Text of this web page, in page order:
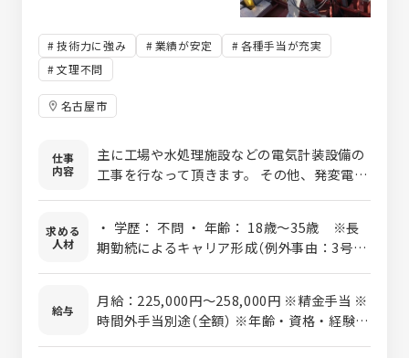
技術力に強み 業績が安定
各種手当が充実
文理不問
名古屋市
仕事
内容
主に工場や水処理施設などの電気計装設備の
工事を行なって頂きます。 その他、発変電所
求める
人材
・ 学歴： 不問 ・ 年齢： 18歳〜35歳 ※長
期勤続によるキャリア形成（例外事由：3号の
格・経験〉 ・ 第二種電気工事士 ※ 電気工事
の資格・経験を活かして働いていける環境で
す。 ≪未経験・無資格の方の応募も歓迎≫ 現
給与
月給：225,000円～258,000円 ※精金手当 ※
時間外手当別途（全額） ※年齢・資格・経験・